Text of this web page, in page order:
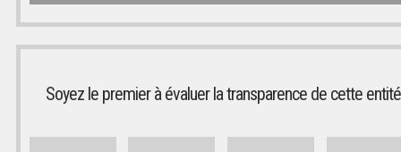
Soyez le premier à évaluer la transparence de cette entité